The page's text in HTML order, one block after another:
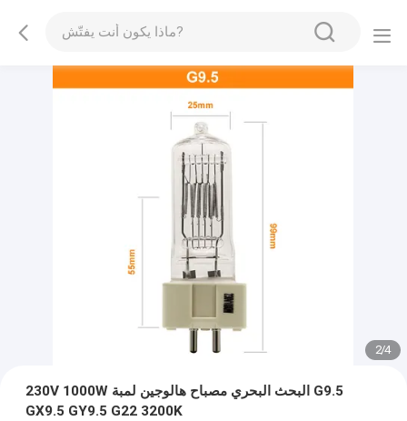
2/4
230V 1000W البحث البحري مصباح هالوجين لمبة G9.5
GX9.5 GY9.5 G22 3200K